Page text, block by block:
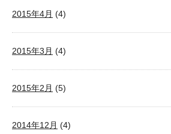
2015年4月 (4)
2015年3月 (4)
2015年2月 (5)
2014年12月 (4)